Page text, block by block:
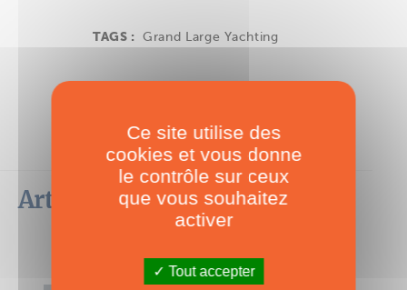
TAGS : Grand Large Yachting
Articles les plus lus dans cette
catégorie
VOIR TOUS LES ARTICLES
Ce site utilise des
cookies et vous donne
le contrôle sur ceux
que vous souhaitez
activer
Tout accepter